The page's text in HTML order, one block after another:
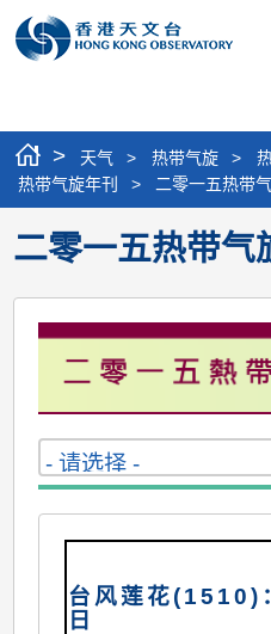
> 天气 > 热带气旋 >
热带气旋年刊
> 二零一五热带
二零一五热带气
台风莲花(1510)
日